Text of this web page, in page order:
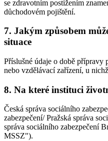
se zdravotním postižením
důchodovém pojištění.
7. Jakým způsobem
situace
Příslušné údaje o době přípravy
nebo vzdělávací zařízení, u
8. Na které instituci
Česká správa sociálního
zabezpečení/ Pražská správa
správa sociálního zabezpečení
MSSZ").